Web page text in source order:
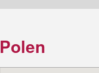
Polen